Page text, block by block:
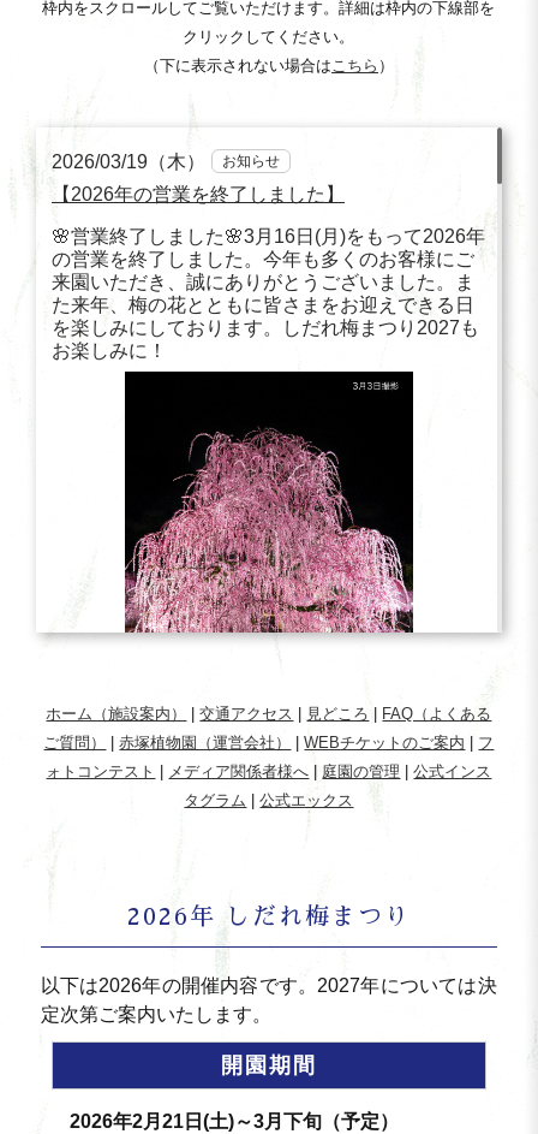
枠内をスクロールしてご覧いただけます。詳細は枠内の下線部を
クリックしてください。
（下に表示されない場合はこちら ）
ホーム（施設案内） |交通アクセス 見どころ
FAQ（よくある
ご質問）
|赤塚植物園（運営会社） |WEBチケットのご案内
フ
ォトコンテスト
メディア関係者様へ 庭園の管理 |公式インス
タグラム |公式エックス
2026年 しだれ梅まつり
以下は2026年の開催内容です。2027年については決
定次第ご案内いたします。
開園期間
2026年2月21日(土)～3月下旬（予定）